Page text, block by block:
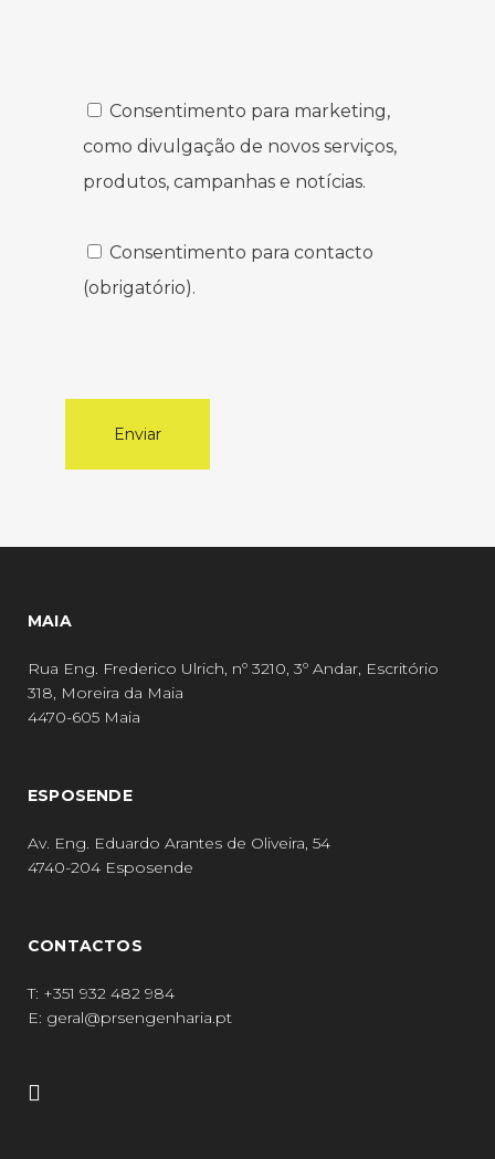
Consentimento para marketing,
como divulgação de novos serviços,
produtos, campanhas e notícias.
Consentimento para contacto
(obrigatório).
MAIA
Rua Eng. Frederico Ulrich, nº 3210, 3º Andar, Escritório
318, Moreira da Maia
4470-605 Maia
ESPOSENDE
Av. Eng. Eduardo Arantes de Oliveira, 54
4740-204 Esposende
CONTACTOS
T: +351 932 482 984
E: geral@prsengenharia.pt